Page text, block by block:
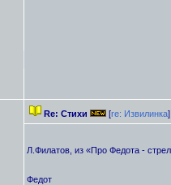
Re: Стихи [re: Извилинка]
Л.Филатов, из «Про Федота -
Федот